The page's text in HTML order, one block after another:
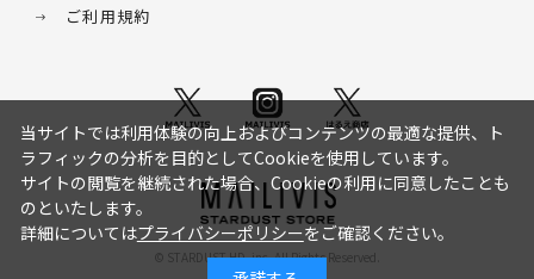
ご利用規約
© STARDUST HD. inc. All Rights Reserved.
当サイトでは利用体験の向上およびコンテンツの最適な提供、ト
ラフィックの分析を目的としてCookieを使用しています。
サイトの閲覧を継続された場合、Cookieの利用に同意したことも
のといたします。
詳細についてはプライバシーポリシーをご確認ください。